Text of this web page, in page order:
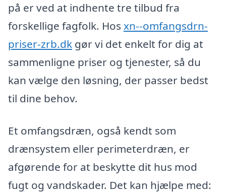
på er ved at indhente tre tilbud fra
forskellige fagfolk. Hos xn--omfangsdrn-
priser-zrb.dk gør vi det enkelt for dig at
sammenligne priser og tjenester, så du
kan vælge den løsning, der passer bedst
til dine behov.
Et omfangsdræn, også kendt som
drænsystem eller perimeterdræn, er
afgørende for at beskytte dit hus mod
fugt og vandskader. Det kan hjælpe med: